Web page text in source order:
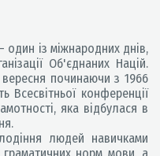
із міжнародних днів,
Об'єднаних Націй.
починаючи з 1966
Всесвітньої конференції
яка відбулася в
людей навичками